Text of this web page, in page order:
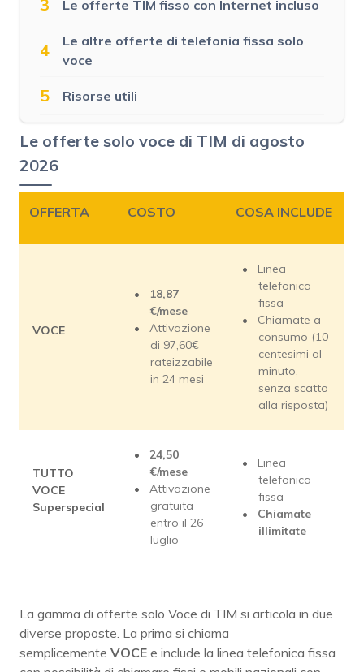
3 Le offerte TIM fisso con Internet incluso
4
Le altre offerte di telefonia fissa solo
voce
5 Risorse utili
Le offerte solo voce di TIM di agosto
2026
OFFERTA COSTO COSA INCLUDE
VOCE
18,87
€/mese
Attivazione
di 97,60€
rateizzabile
in 24 mesi
Linea
telefonica
fissa
Chiamate a
consumo (10
centesimi al
minuto,
senza scatto
alla risposta)
TUTTO
VOCE
Superspecial
24,50
€/mese
Attivazione
gratuita
entro il 26
luglio
Linea
telefonica
fissa
Chiamate
illimitate
La gamma di offerte solo Voce di TIM si articola in due
diverse proposte. La prima si chiama
semplicemente VOCE e include la linea telefonica fissa